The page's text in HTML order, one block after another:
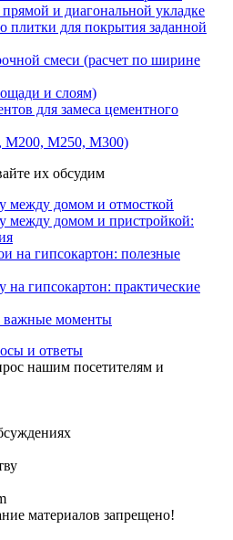
и диагональной укладке
плитки для покрытия заданной
смеси (расчет по ширине
и слоям)
для замеса цементного
М200, М250, М300)
их обсудим
между домом и отмосткой
между домом и пристройкой:
на гипсокартон: полезные
гипсокартон: практические
важные моменты
и ответы
нашим посетителям и
материалов запрещено!